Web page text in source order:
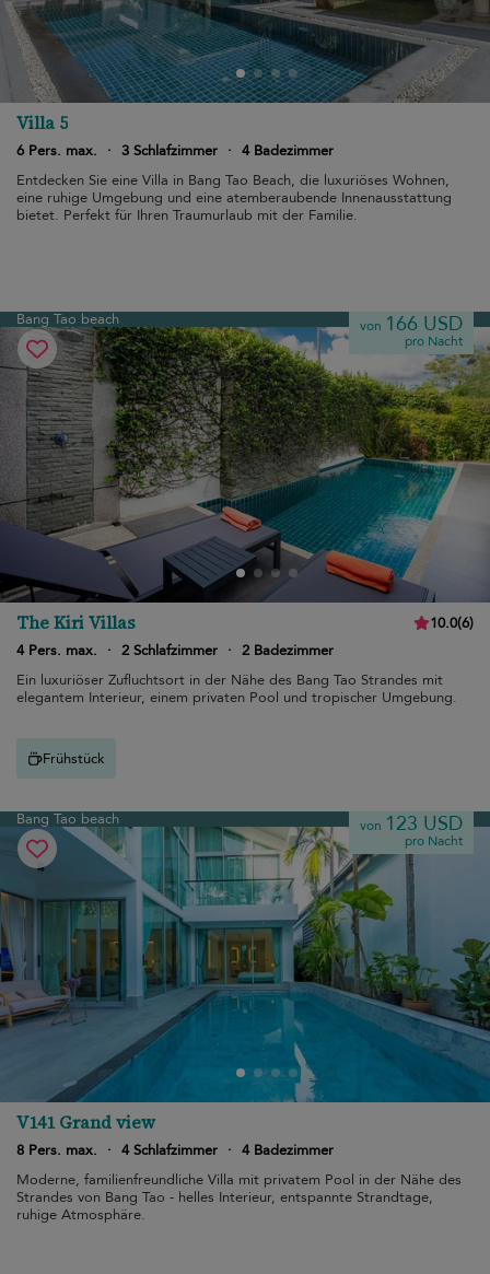
Villa 5
6 Pers. max. · 3 Schlafzimmer · 4 Badezimmer
Entdecken Sie eine Villa in Bang Tao Beach, die luxuriöses Wohnen,
eine ruhige Umgebung und eine atemberaubende Innenausstattung
bietet. Perfekt für Ihren Traumurlaub mit der Familie.
Bang Tao beach von 166 USD
pro Nacht
The Kiri Villas 10.0(6)
4 Pers. max.
· 2 Schlafzimmer · 2 Badezimmer
Ein luxuriöser Zufluchtsort in der Nähe des Bang Tao Strandes mit
elegantem Interieur, einem privaten Pool und tropischer Umgebung.
Frühstück
Bang Tao beach von 123 USD
pro Nacht
V141 Grand view
8 Pers. max. · 4 Schlafzimmer · 4 Badezimmer
Moderne, familienfreundliche Villa mit privatem Pool in der Nähe des
Strandes von Bang Tao - helles Interieur, entspannte Strandtage,
ruhige Atmosphäre.